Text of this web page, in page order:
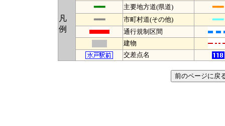
凡
例
━━
主要地方道(県道)
━━
━━
市町村道(その他) ━━
通行規制区間
建物
交差点名